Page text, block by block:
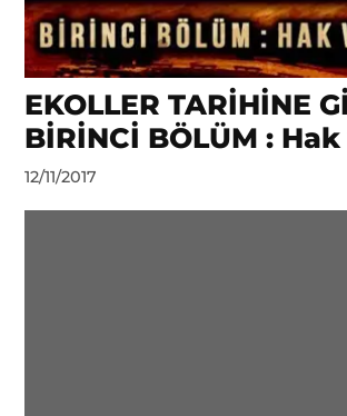
EKOLLER TARİHİNE
BİRİNCİ BÖLÜM :
by
12/11/2017